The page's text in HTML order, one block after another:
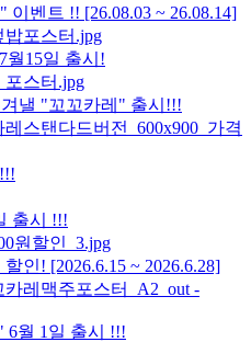
벤트 !! [26.08.03 ~ 26.08.14]
월15일 출시!
낼 "꼬꼬카레" 출시!!!
출시 !!!
인! [2026.6.15 ~ 2026.6.28]
6월 1일 출시 !!!